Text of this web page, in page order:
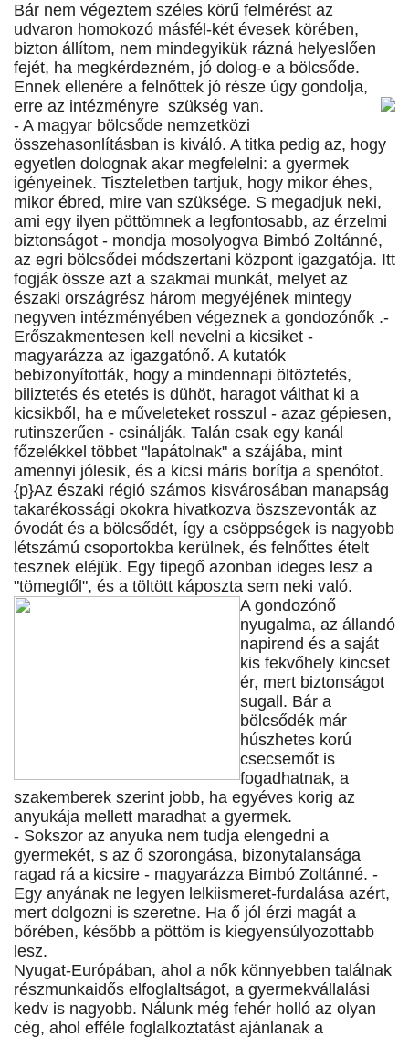
Bár nem végeztem széles körű felmérést az
udvaron homokozó másfél-két évesek körében,
bizton állítom, nem mindegyikük rázná helyeslően
fejét, ha megkérdezném, jó dolog-e a bölcsőde.
Ennek ellenére a felnőttek jó része úgy gondolja,
erre az intézményre szükség van.
- A magyar bölcsőde nemzetközi
összehasonlításban is kiváló. A titka pedig az, hogy
egyetlen dolognak akar megfelelni: a gyermek
igényeinek. Tiszteletben tartjuk, hogy mikor éhes,
mikor ébred, mire van szüksége. S megadjuk neki,
ami egy ilyen pöttömnek a legfontosabb, az érzelmi
biztonságot - mondja mosolyogva Bimbó Zoltánné,
az egri bölcsődei módszertani központ igazgatója. Itt
fogják össze azt a szakmai munkát, melyet az
északi országrész három megyéjének mintegy
negyven intézményében végeznek a gondozónők .-
Erőszakmentesen kell nevelni a kicsiket -
magyarázza az igazgatónő. A kutatók
bebizonyították, hogy a mindennapi öltöztetés,
biliztetés és etetés is dühöt, haragot válthat ki a
kicsikből, ha e műveleteket rosszul - azaz gépiesen,
rutinszerűen - csinálják. Talán csak egy kanál
főzelékkel többet "lapátolnak" a szájába, mint
amennyi jólesik, és a kicsi máris borítja a spenótot.
{p}Az északi régió számos kisvárosában manapság
takarékossági okokra hivatkozva öszszevonták az
óvodát és a bölcsődét, így a csöppségek is nagyobb
létszámú csoportokba kerülnek, és felnőttes ételt
tesznek eléjük. Egy tipegő azonban ideges lesz a
"tömegtől", és a töltött káposzta sem neki való.
A gondozónő
nyugalma, az állandó
napirend és a saját
kis fekvőhely kincset
ér, mert biztonságot
sugall. Bár a
bölcsődék már
húszhetes korú
csecsemőt is
fogadhatnak, a
szakemberek szerint jobb, ha egyéves korig az
anyukája mellett maradhat a gyermek.
- Sokszor az anyuka nem tudja elengedni a
gyermekét, s az ő szorongása, bizonytalansága
ragad rá a kicsire - magyarázza Bimbó Zoltánné. -
Egy anyának ne legyen lelkiismeret-furdalása azért,
mert dolgozni is szeretne. Ha ő jól érzi magát a
bőrében, később a pöttöm is kiegyensúlyozottabb
lesz.
Nyugat-Európában, ahol a nők könnyebben találnak
részmunkaidős elfoglaltságot, a gyermekvállalási
kedv is nagyobb. Nálunk még fehér holló az olyan
cég, ahol efféle foglalkoztatást ajánlanak a